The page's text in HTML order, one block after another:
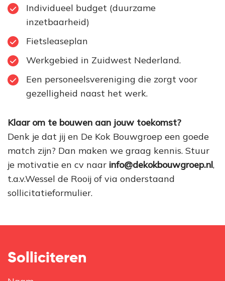
Individueel budget (duurzame
inzetbaarheid)
Fietsleaseplan
Werkgebied in Zuidwest Nederland.
Een personeelsvereniging die zorgt voor
gezelligheid naast het werk.
Klaar om te bouwen aan jouw toekomst?
Denk je dat jij en De Kok Bouwgroep een goede
match zijn? Dan maken we graag kennis. Stuur
je motivatie en cv naar info@dekokbouwgroep.nl,
t.a.v.Wessel de Rooij of via onderstaand
sollicitatieformulier.
Solliciteren